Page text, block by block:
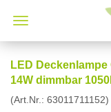
LED
14W dimmbar
(Art.Nr.: 63011711152)